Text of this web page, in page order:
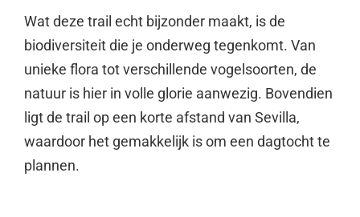
Wat deze trail echt bijzonder maakt, is de
biodiversiteit die je onderweg tegenkomt. Van
unieke flora tot verschillende vogelsoorten, de
natuur is hier in volle glorie aanwezig. Bovendien
ligt de trail op een korte afstand van Sevilla,
waardoor het gemakkelijk is om een dagtocht te
plannen.